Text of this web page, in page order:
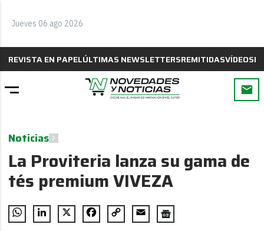
Jueves 06 ago 2026
REVISTA EN PAPELÚLTIMAS NEWSLETTERSREMITIDASVÍDEOS
Noticias
La Proviteria lanza su gama de
tés premium VIVEZA
WhatsAppLinkedIn
X FacebookCopy
Email